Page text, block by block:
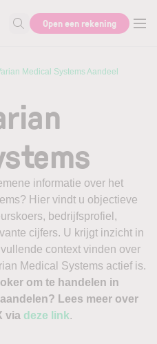
Zoek naar informatie
Open een rekening
Medical Systems Aandeel
informatie over het
Hier vindt u objectieve
bedrijfsprofiel,
cijfers. U krijgt inzicht in
context vinden over
Medical Systems actief is.
om te handelen in
Lees meer over
via deze link.